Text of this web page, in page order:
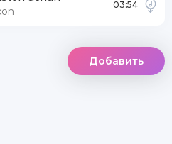
03:54
Добавить